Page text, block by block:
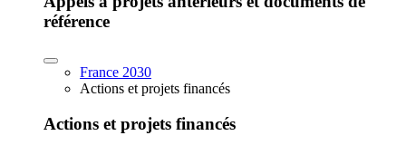
référence
France 2030
Actions et projets financés
Actions et projets financés